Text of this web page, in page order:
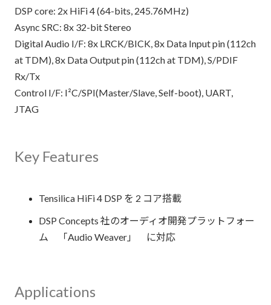
DSP core: 2x HiFi 4 (64-bits, 245.76MHz)
Async SRC: 8x 32-bit Stereo
Digital Audio I/F: 8x LRCK/BICK, 8x Data Input pin (112ch
at TDM), 8x Data Output pin (112ch at TDM), S/PDIF
Rx/Tx
Control I/F: I²C/SPI(Master/Slave, Self-boot), UART,
JTAG
Key Features
Tensilica HiFi 4 DSP を 2 コア搭載
DSP Concepts 社のオーディオ開発プラットフォー
ム 「Audio Weaver」 に対応
Applications